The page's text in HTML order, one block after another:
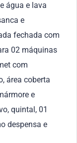
água e lava
e
fechada com
02 máquinas
com
área coberta
e
quintal, 01
despensa e